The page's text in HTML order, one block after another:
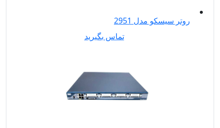
روتر سیسکو مدل 2951
تماس بگیرید